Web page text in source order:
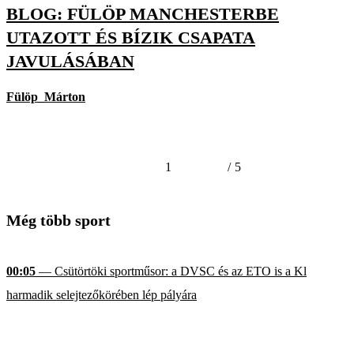
BLOG: FÜLÖP MANCHESTERBE
UTAZOTT ÉS BÍZIK CSAPATA
JAVULÁSÁBAN
Fülöp_Márton
1 / 5
Még több sport
00:05 — Csütörtöki sportműsor: a DVSC és az ETO is a Kl
harmadik selejtezőkörében lép pályára